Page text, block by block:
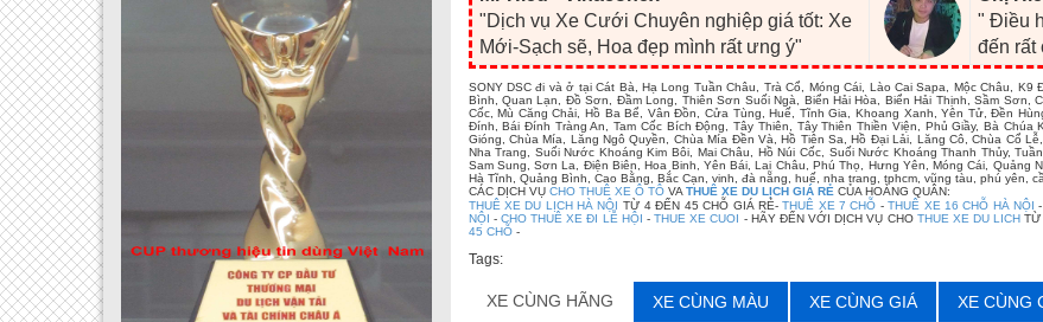
"Dịch vụ Xe Cưới Chuyên nghiệp giá tốt: Xe
Mới-Sạch sẽ, Hoa đẹp mình rất ưng ý"
" Điều
đến rất
SONY DSC đi và ở tại Cát Bà, Hạ Long Tuần Châu, Trà Cổ, Móng Cái, Lào Cai Sapa, Mộc Châu,
Bình, Quan Lạn, Đồ Sơn, Đầm Long, Thiên Sơn Suối Ngà, Biển Hải Hòa, Biển Hải Thịnh, Sầm Sơn,
Cốc, Mù Căng Chải, Hồ Ba Bể, Vân Đồn, Cửa Tùng, Huế, Tĩnh Gia, Khoang Xanh, Yên Tử, Đền
Đính, Bái Đính Tràng An, Tam Cốc Bích Động, Tây Thiên, Tây Thiên Thiền Viện, Phủ Giầy, Bà
Gióng, Chùa Mía, Lăng Ngô Quyền, Chùa Mía Đền Và, Hồ Tiên Sa, Hồ Đại Lải, Lăng Cô, Chùa Cổ
Nha Trang, Suối Nước Khoáng Kim Bôi, Mai Châu, Hồ Núi Cốc, Suối Nước Khoáng Thanh Thủy,
Sam Sung, Sơn La, Điện Biên, Hoa Binh, Yên Bái, Lai Châu, Phú Thọ, Hưng Yên, Móng Cái, Quảng
Hà Tĩnh, Quảng Bình, Cao Bằng, Bắc Cạn, vinh, đà nẵng, huế, nha trang, tphcm, vũng tàu, phú yên,
CÁC DỊCH VỤ CHO THUÊ XE Ô TÔVA THUÊ XE DU LỊCH GIÁ RẺ CỦA HOÀNG QUÂN:
THUÊ XE DU LỊCH HÀ NỘI TỪ 4 ĐẾN 45 CHỖ GIÁ RẺ-THUÊ XE 7 CHỖ -THUÊ XE 16 CHỖ HÀ NỘI -
NỘI - CHO THUÊ XE ĐI LỄ HỘI -THUE XE CUOI - HÃY ĐẾN VỚI DỊCH VỤ CHO THUE XE DU LICH TỪ
45 CHỖ-
Tags:
XE CÙNG HÃNG XE CÙNG MÀU XE CÙNG GIÁ XE CÙNG